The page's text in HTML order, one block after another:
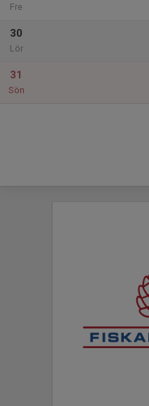
Fre
30
Lör
31
Sön